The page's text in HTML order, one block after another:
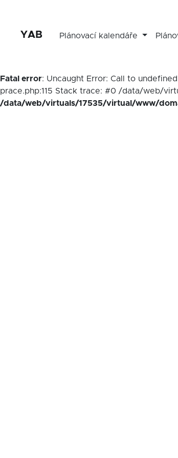
YAB Plánovací kalendáře
Fatal error: Uncaught Error: Call to
prace.php:115 Stack trace: #0 /data/web/
/data/web/virtuals/17535/virtual/www/